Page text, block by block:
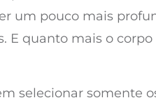
um pouco mais
E quanto mais o
selecionar somente